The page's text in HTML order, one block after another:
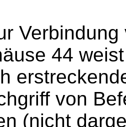
44
von
(nicht